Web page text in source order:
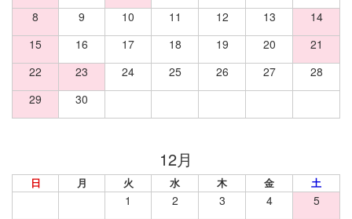
8
9 10 11 12 13
14
15
16 17 18 19 20
21
22
23 24 25 26 27
28
29
30
日 月 火 水 木 金 土
1 2 3 4
5